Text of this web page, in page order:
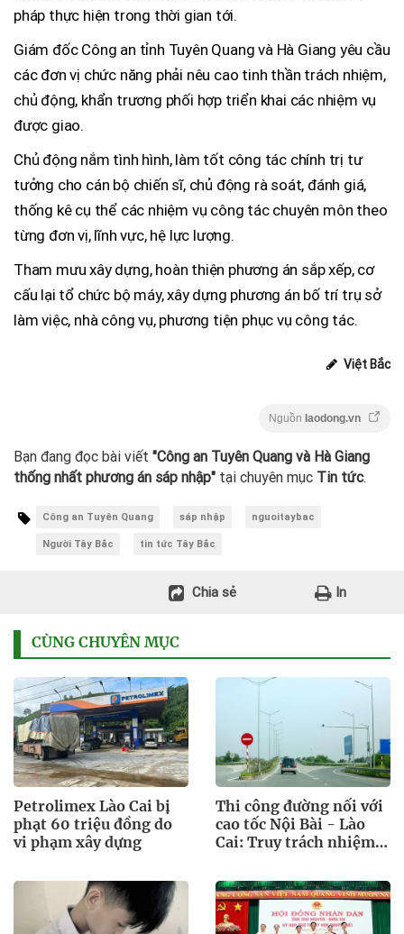
pháp thực hiện trong thời gian tới.
Giám đốc Công an tỉnh Tuyên Quang và Hà Giang yêu cầu
các đơn vị chức năng phải nêu cao tinh thần trách nhiệm,
chủ động, khẩn trương phối hợp triển khai các nhiệm vụ
được giao.
Chủ động nắm tình hình, làm tốt công tác chính trị tư
tưởng cho cán bộ chiến sĩ, chủ động rà soát, đánh giá,
thống kê cụ thể các nhiệm vụ công tác chuyên môn theo
từng đơn vị, lĩnh vực, hệ lực lượng.
Tham mưu xây dựng, hoàn thiện phương án sắp xếp, cơ
cấu lại tổ chức bộ máy, xây dựng phương án bố trí trụ sở
làm việc, nhà công vụ, phương tiện phục vụ công tác.
Việt Bắc
Nguồn laodong.vn
Bạn đang đọc bài viết "Công an Tuyên Quang và Hà Giang
thống nhất phương án sáp nhập" tại chuyên mục Tin tức.
Công an Tuyên Quang sáp nhập nguoitaybac
Người Tây Bắc tin tức Tây Bắc
Chia sẻ In
CÙNG CHUYÊN MỤC
Petrolimex Lào Cai bị
phạt 60 triệu đồng do
vi phạm xây dựng
Thi công đường nối với
cao tốc Nội Bài - Lào
Cai: Truy trách nhiệm
chậm tiến độ?